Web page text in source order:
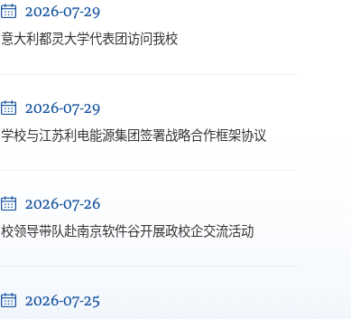
2026-07-29
意大利都灵大学代表团访问我校
2026-07-29
学校与江苏利电能源集团签署战略合作框架协议
2026-07-26
校领导带队赴南京软件谷开展政校企交流活动
2026-07-25